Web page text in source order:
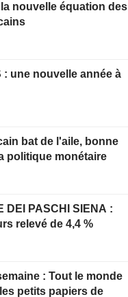
la nouvelle équation des
à
bat de l'aile, bonne
politique monétaire
DEI PASCHI SIENA :
relevé de 4,4 %
: Tout le monde
petits papiers de